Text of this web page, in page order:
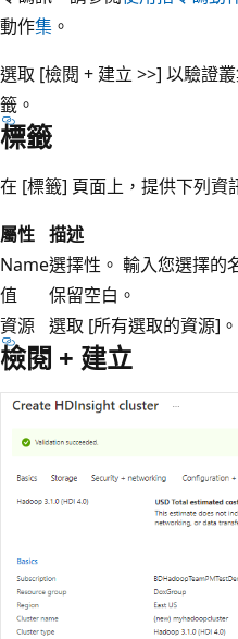
動作集 。
選取 [檢閱 + 建立 >>] 以驗證
籤。
標籤
在 [標籤] 頁面上，提供下列資
屬性 描述
Name選擇性。 輸入您選擇的
值
保留空白。
資源 選取 [所有選取的資源]。
檢閱 + 建立